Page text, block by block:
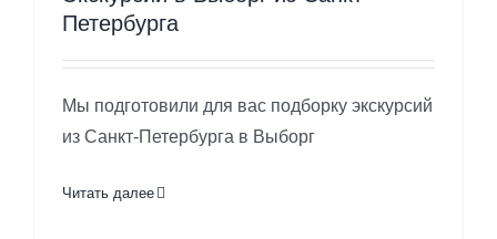
Петербурга
Мы подготовили для вас подборку экскурсий
из Санкт-Петербурга в Выборг
Читать далее